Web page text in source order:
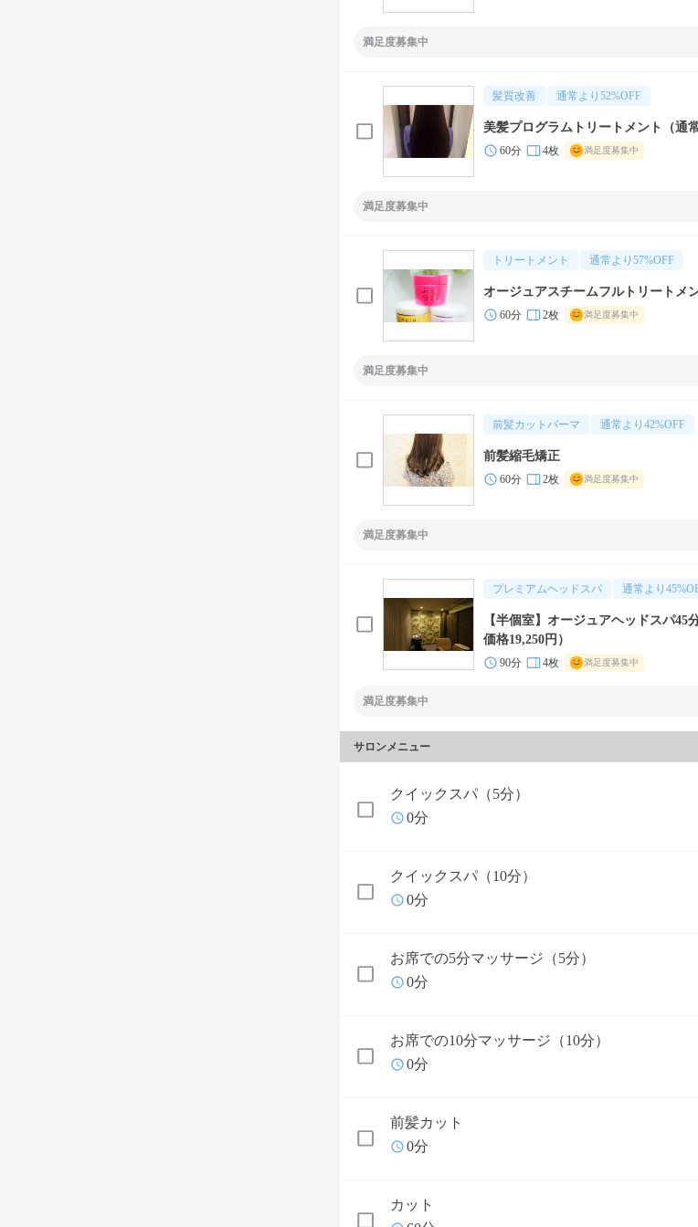
満足度募集中
髪質改善 通常より 52%OFF
美髪プログラムトリートメント（通常
60分 4枚 満足度募集中
満足度募集中
トリートメント 通常より 57%OFF
オージュアスチームフルトリートメ
60分 2枚 満足度募集中
満足度募集中
前髪カットパーマ 通常より 42%OFF
前髪縮毛矯正
60分 2枚 満足度募集中
満足度募集中
プレミアムヘッドスパ 通常より 45
【半個室】オージュアヘッドスパ45
価格19,250円）
90分 4枚 満足度募集中
満足度募集中
サロンメニュー
クイックスパ（5分）
0分
クイックスパ（10分）
0分
お席での5分マッサージ（5分）
0分
お席での10分マッサージ（10分）
0分
前髪カット
0分
カット